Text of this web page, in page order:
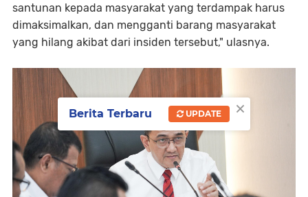
santunan kepada masyarakat yang terdampak harus
dimaksimalkan, dan mengganti barang masyarakat
yang hilang akibat dari insiden tersebut," ulasnya.
×
Berita Terbaru UPDATE